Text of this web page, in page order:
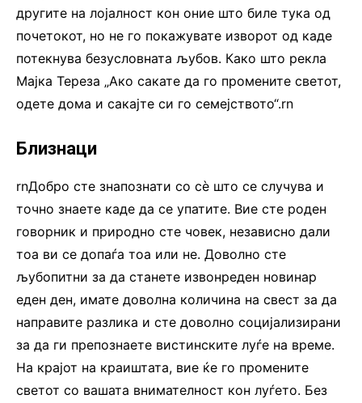
другите на лојалност кон оние што биле тука од
почетокот, но не го покажувате изворот од каде
потекнува безусловната љубов. Како што рекла
Мајка Тереза „Ако сакате да го промените светот,
одете дома и сакајте си го семејството“.rn
Близнаци
rnДобро сте знапознати со сè што се случува и
точно знаете каде да се упатите. Вие сте роден
говорник и природно сте човек, независно дали
тоа ви се допаѓа тоа или не. Доволно сте
љубопитни за да станете извонреден новинар
еден ден, имате доволна количина на свест за да
направите разлика и сте доволно социјализирани
за да ги препознаете вистинските луѓе на време.
На крајот на краиштата, вие ќе го промените
светот со вашата внимателност кон луѓето. Без